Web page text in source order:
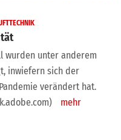
wurden unter anderem
inwiefern sich der
verändert hat.
mehr